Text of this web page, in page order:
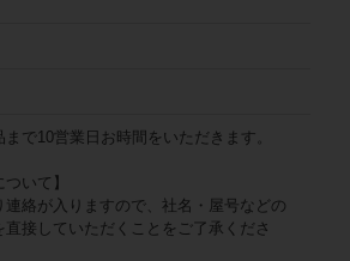
で10営業日お時間をいただきます。
いて】
絡が入りますので、社名・屋号などの
直接していただくことをご了承くださ